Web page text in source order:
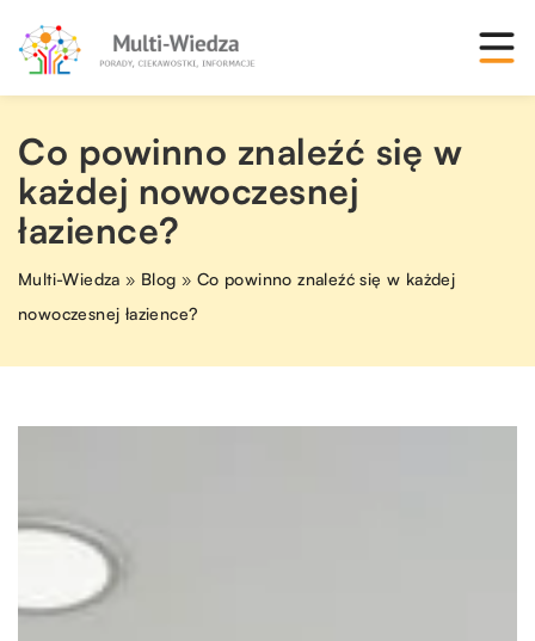
Co powinno znaleźć się w
każdej nowoczesnej
łazience?
Multi-Wiedza » Blog » Co powinno znaleźć się w każdej
nowoczesnej łazience?